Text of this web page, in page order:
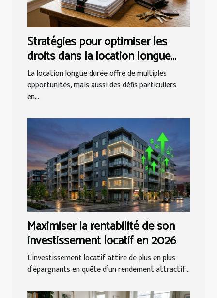
Stratégies pour optimiser les
droits dans la location longue
durée
La location longue durée offre de multiples
opportunités, mais aussi des défis particuliers
en...
Maximiser la rentabilité de son
investissement locatif en 2026
L’investissement locatif attire de plus en plus
d’épargnants en quête d’un rendement attractif...